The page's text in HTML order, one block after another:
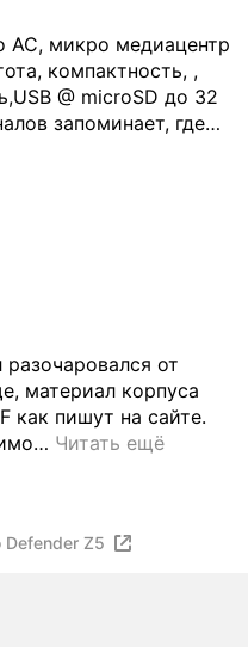
АС, микро медиацентр
компактность, ,
@ microSD до 32
запоминает, где…
от
материал корпуса
как пишут на сайте.
… Читать ещё
Z5